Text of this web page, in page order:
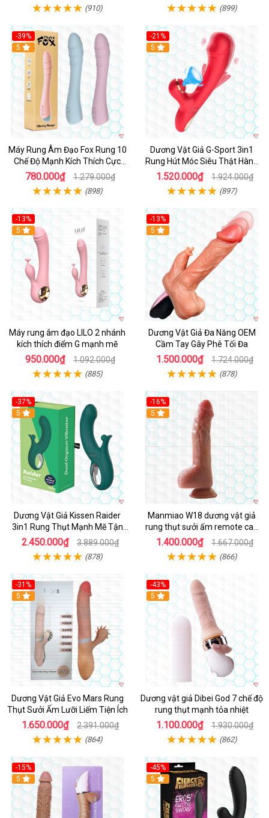
(910) (899)
-39%
Hot
5
Máy Rung Âm Đạo Fox Rung 10
Chế Độ Mạnh Kích Thích Cực
Sướng
780.000₫ 1.279.000₫
(898)
-21%
Hot
5
Dương Vật Giả G-Sport 3in1
Rung Hút Móc Siêu Thật Hàng
Hot
1.520.000₫ 1.924.000₫
(897)
-13%
Hot
5
Máy rung âm đạo LILO 2 nhánh
kích thích điểm G mạnh mẽ
950.000₫ 1.092.000₫
(885)
-13%
Hot
5
Dương Vật Giả Đa Năng OEM
Cầm Tay Gây Phê Tối Đa
1.500.000₫ 1.724.000₫
(878)
-37%
Hot
5
Dương Vật Giả Kissen Raider
3in1 Rung Thụt Mạnh Mẽ Tận
Hưởng
2.450.000₫ 3.889.000₫
(878)
-16%
Hot
5
Manmiao W18 dương vật giả
rung thụt sưởi ấm remote cao
cấp
1.400.000₫ 1.667.000₫
(866)
-31%
5
Dương Vật Giả Evo Mars Rung
Thụt Sưởi Ấm Lưỡi Liếm Tiện Ích
1.650.000₫ 2.391.000₫
(864)
-43%
Hot
5
Dương vật giả Dibei God 7 chế độ
rung thụt mạnh tỏa nhiệt
1.100.000₫ 1.930.000₫
(862)
-15%
5
-45%
5